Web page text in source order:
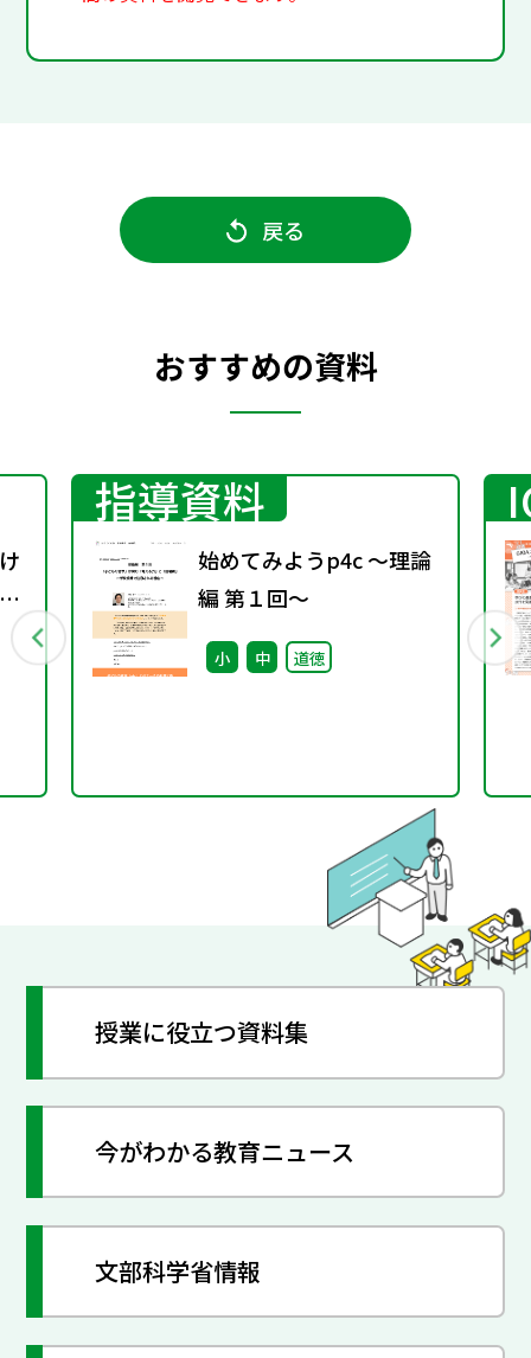
戻る
おすすめの資料
指導資料
始めてみようp4c ～理論
編 第１回～
小 中 道徳
授業に役立つ資料集
今がわかる教育ニュース
文部科学省情報